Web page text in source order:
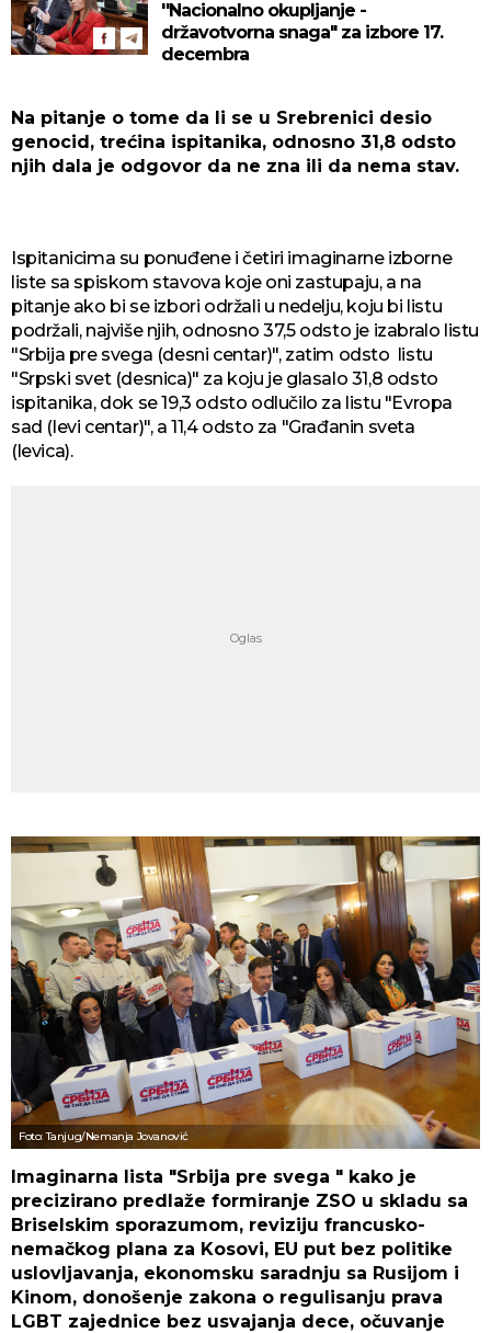
''Nacionalno okupljanje -
državotvorna snaga" za izbore 17.
decembra
Na pitanje o tome da li se u Srebrenici desio
genocid, trećina ispitanika, odnosno 31,8 odsto
njih dala je odgovor da ne zna ili da nema stav.
Ispitanicima su ponuđene i četiri imaginarne izborne
liste sa spiskom stavova koje oni zastupaju, a na
pitanje ako bi se izbori održali u nedelju, koju bi listu
podržali, najviše njih, odnosno 37,5 odsto je izabralo listu
"Srbija pre svega (desni centar)", zatim odsto listu
"Srpski svet (desnica)" za koju je glasalo 31,8 odsto
ispitanika, dok se 19,3 odsto odlučilo za listu "Evropa
sad (levi centar)", a 11,4 odsto za "Građanin sveta
(levica).
Foto: Tanjug/Nemanja Jovanović
Imaginarna lista "Srbija pre svega " kako je
precizirano predlaže formiranje ZSO u skladu sa
Briselskim sporazumom, reviziju francusko-
nemačkog plana za Kosovi, EU put bez politike
uslovljavanja, ekonomsku saradnju sa Rusijom i
Kinom, donošenje zakona o regulisanju prava
LGBT zajednice bez usvajanja dece, očuvanje